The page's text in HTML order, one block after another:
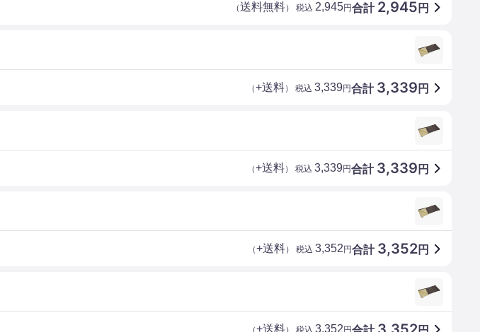
合計 2,945 円
（送料無料） 税込 2,945円
合計 3,339 円
（+送料） 税込 3,339円
合計 3,339 円
（+送料） 税込 3,339円
合計 3,352円
（+送料） 税込 3,352円
（+送料） 税込 3,352円